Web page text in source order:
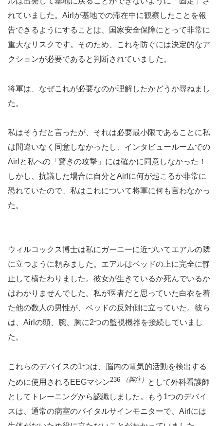
れていました。Airlが基地での滞在中に観察したことを報
告できるようにすることは、国家安全保障にとって非常に
重大なリスクです。そのため、これを防ぐには決定的なア
クションが必要であると判断されていました。
将軍は、なぜこれが必要なのか理解したかどうか尋ねまし
た。
私はそうだと言ったが、それは必要最小限であることに私
は間違いなく同意しなかったし、インタビュールームでの
Airlと私への「驚きの攻撃」には確かに同意しなかった！
しかし、抗議した場合に自分とAirlに何が起こるか非常に
恐れていたので、私はこれについて将軍に何も言わなかっ
た。
ウィルコックス博士は私にガーニーに近づいてエアルの隣
に立つように頼みました。エアルはベッドの上に完全に静
止して横たわりました。彼女が生きているか死んでいるか
はわかりませんでした。私が医者だと思っていた白衣を着
た他の数人の男性が、ベッドの反対側に立っていた。彼ら
は、Airlの頭、腕、胸に2つの監視機器を接続していまし
た。
これらのデバイスの1つは、脳内の電気的活動を検出する
ために使用されるEEGマシン236 （脚注） として外科看護師
としてトレーニングから認識しました。もう1つのデバイ
スは、通常の病室のバイタルサインモニターで、Airlには